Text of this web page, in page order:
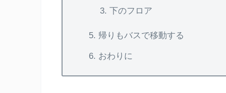
下のフロア
帰りもバスで移動する
おわりに